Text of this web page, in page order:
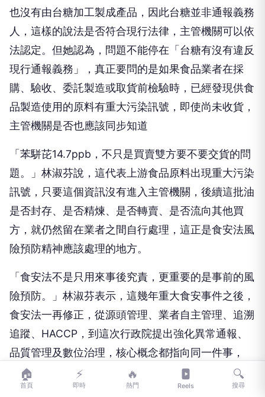
也沒有由台糖加工製成產品，因此台糖並非通報義務
人，這樣的說法是否符合現行法律，主管機關可以依
法認定。但她認為，問題不能停在「台糖有沒有違反
現行通報義務」，真正要問的是如果食品業者在採
購、驗收、委託製造或取貨前檢驗時，已經發現供食
品製造使用的原料有重大污染訊號，即使尚未收貨，
主管機關是否也應該同步知道
「苯駢芘14.7ppb，不只是買賣雙方要不要交貨的問
題。」林淑芬說，這代表上游食品原料出現重大污染
訊號，只要這個資訊沒有進入主管機關，後續這批油
是否封存、是否精煉、是否轉賣、是否流向其他買
方，就仍然留在業者之間自行處理，這正是食安法風
險預防精神應該處理的地方。
「食安法不是只用來事後究責，更重要的是事前的風
險預防。」林淑芬表示，這幾年重大食安事件之後，
食安法一再修正，從源頭管理、業者自主管理、追溯
追蹤、HACCP，到這次行政院提出強化異常通報、
品質管理及數位治理，核心概念都指向同一件事，
「食品安全不能等產品出事後才補救，而是要讓風險
在進入市場以前被辨識、被通報、被處理」。
🏠
首頁
⚡
即時
🔥
熱門 Reels
🔍
搜尋